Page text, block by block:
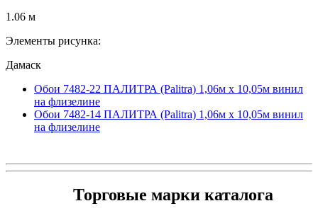
1.06 м
Элементы рисунка:
Дамаск
Обои 7482-22 ПАЛИТРА (Palitra) 1,06м х 10,05м винил
на флизелине
Обои 7482-14 ПАЛИТРА (Palitra) 1,06м х 10,05м винил
на флизелине
Торговые марки каталога